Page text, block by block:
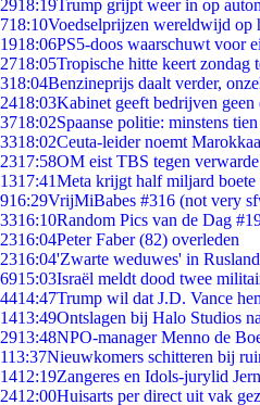
2918:19Trump grijpt weer in op
718:10Voedselprijzen wereldwijd op
1918:06PS5-doos waarschuwt voor
2718:05Tropische hitte keert zondag
318:04Benzineprijs daalt verder,
2418:03Kabinet geeft bedrijven geen
3718:02Spaanse politie: minstens
3318:02Ceuta-leider noemt
2317:58OM eist TBS tegen
1317:41Meta krijgt half miljard boete
916:29VrijMiBabes #316 (not very
3316:10Random Pics van de Dag
2316:04Peter Faber (82) overleden
2316:04'Zwarte weduwes' in
6915:03Israël meldt dood twee
4414:47Trump wil dat J.D. Vance
1413:49Ontslagen bij Halo Studios
2913:48NPO-manager Menno de
113:37Nieuwkomers schitteren bij
1412:19Zangeres en Idols-jurylid
2412:00Huisarts per direct uit vak